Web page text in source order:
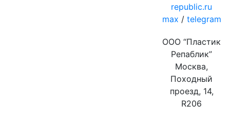
republic.ru
max / telegram
ООО “Пластик
Репаблик”
Москва,
Походный
проезд, 14,
R206